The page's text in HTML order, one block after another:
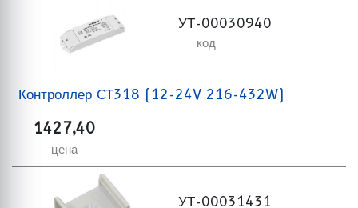
УТ-00030940
код
Контроллер СТ318 (12-24V 216-432W)
1427,40
цена
УТ-00031431